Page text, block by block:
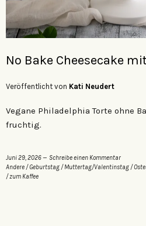
No Bake Cheesecake
Veröffentlicht von Kati Neudert
Vegane Philadelphia Torte ohne
fruchtig.
Juni 29, 2026
Schreibe einen Kommentar
Andere /Geburtstag /Muttertag/Valentinstag /
/zum Kaffee